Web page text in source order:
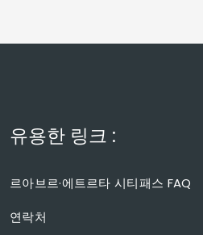
유용한 링크 :
르아브르·에트르타 시티패스 FAQ
연락처